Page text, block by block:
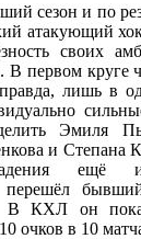
сезон и по
атакующий
своих
первом круге
лишь в
Эмиля
и Степана
ещё
перешёл
В КХЛ он
очков в 10